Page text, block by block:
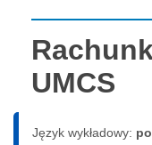
UMCS
Język wykładowy: